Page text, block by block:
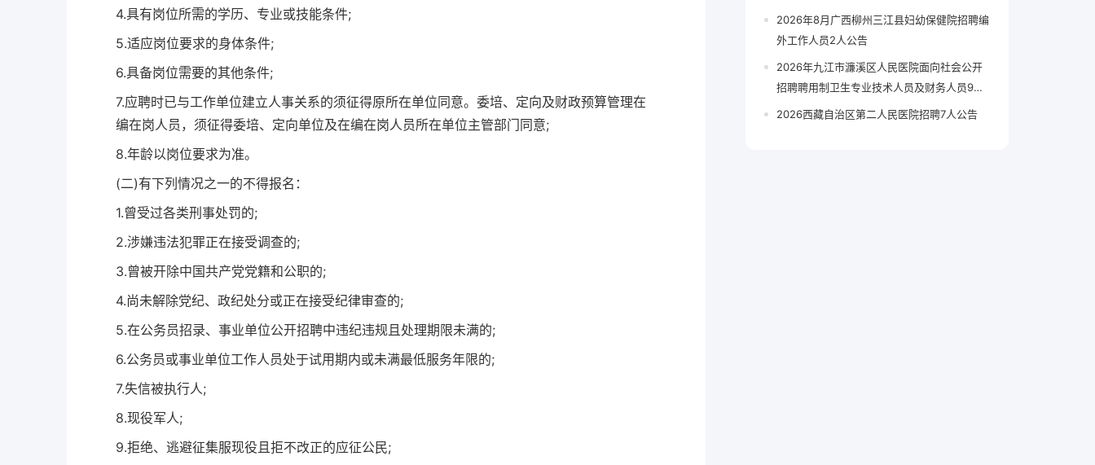
4.具有岗位所需的学历、专业或技能条件;
5.适应岗位要求的身体条件;
6.具备岗位需要的其他条件;
7.应聘时已与工作单位建立人事关系的须征得原所在单位同意。委培、定向及财政预算管理在
编在岗人员，须征得委培、定向单位及在编在岗人员所在单位主管部门同意;
8.年龄以岗位要求为准。
(二)有下列情况之一的不得报名：
1.曾受过各类刑事处罚的;
2.涉嫌违法犯罪正在接受调查的;
3.曾被开除中国共产党党籍和公职的;
4.尚未解除党纪、政纪处分或正在接受纪律审查的;
5.在公务员招录、事业单位公开招聘中违纪违规且处理期限未满的;
6.公务员或事业单位工作人员处于试用期内或未满最低服务年限的;
7.失信被执行人;
8.现役军人;
9.拒绝、逃避征集服现役且拒不改正的应征公民;
2026年8月广西柳州三江县妇幼保健院招聘编
外工作人员2人公告
2026年九江市濂溪区人民医院面向社会公开
招聘聘用制卫生专业技术人员及财务人员9人
公告
2026西藏自治区第二人民医院招聘7人公告